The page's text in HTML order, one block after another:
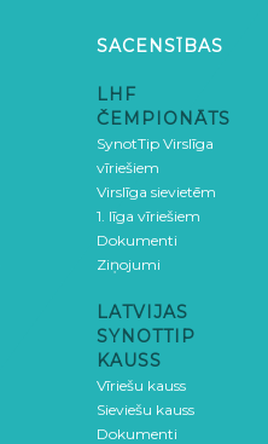
SACENSĪBAS
LHF
ČEMPIONĀTS
SynotTip Virslīga
vīriešiem
Virslīga sievietēm
1. līga vīriešiem
Dokumenti
Ziņojumi
LATVIJAS
SYNOTTIP
KAUSS
Vīriešu kauss
Sieviešu kauss
Dokumenti